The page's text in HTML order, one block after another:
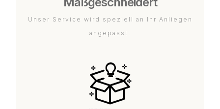
Unser Service wird speziell an Ihr Anliegen
angepasst.